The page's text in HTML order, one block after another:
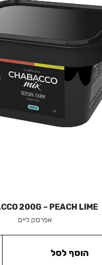
200G – PEACH LIME
אפרסק ליים
הוסף לסל